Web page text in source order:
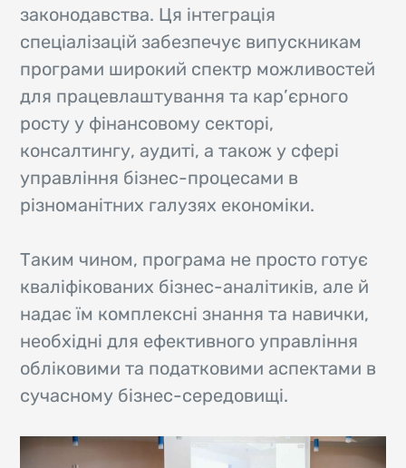
законодавства. Ця інтеграція
спеціалізацій забезпечує випускникам
програми широкий спектр можливостей
для працевлаштування та кар’єрного
росту у фінансовому секторі,
консалтингу, аудиті, а також у сфері
управління бізнес-процесами в
різноманітних галузях економіки.
Таким чином, програма не просто готує
кваліфікованих бізнес-аналітиків, але й
надає їм комплексні знання та навички,
необхідні для ефективного управління
обліковими та податковими аспектами в
сучасному бізнес-середовищі.